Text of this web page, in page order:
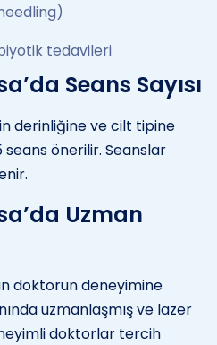
tedavileri
Seans Sayısı
derinliğine ve cilt tipine
seans önerilir. Seanslar
Uzman
doktorun deneyimine
uzmanlaşmış ve lazer
doktorlar tercih